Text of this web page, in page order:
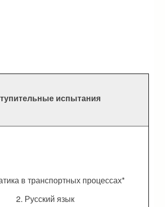
испытания
в транспортных процессах*
2. Русский язык